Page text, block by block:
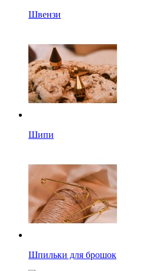
Швензи
Шипи
Шпильки для брошок